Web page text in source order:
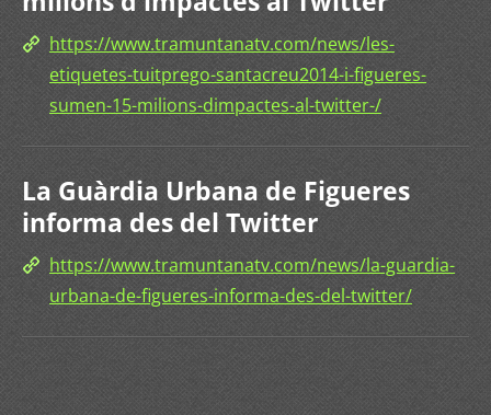
https://www.tramuntanatv.com/news/les-
etiquetes-tuitprego-santacreu2014-i-figueres-
sumen-15-milions-dimpactes-al-twitter-/
La Guàrdia Urbana de Figueres
informa des del Twitter
https://www.tramuntanatv.com/news/la-guardia-
urbana-de-figueres-informa-des-del-twitter/